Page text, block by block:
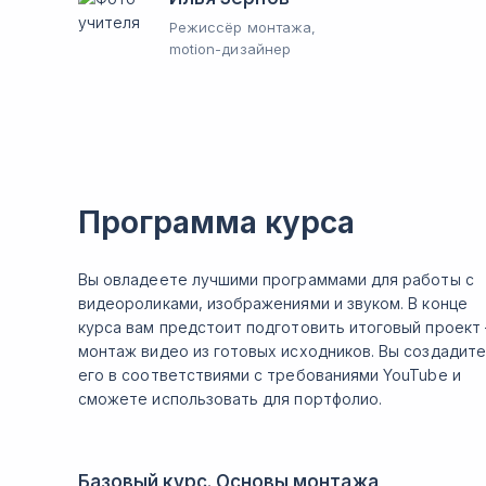
Режиссёр монтажа,
motion-дизайнер
Программа курса
Вы овладеете лучшими программами для работы с
видеороликами, изображениями и звуком. В конце
курса вам предстоит подготовить итоговый
монтаж видео из готовых исходников. Вы создадите
его в соответствиями с требованиями YouTube и
сможете использовать для портфолио.
Базовый курс. Основы монтажа